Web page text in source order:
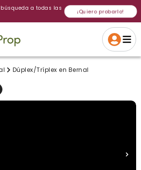
búsqueda a todas las
¡Quiero probarlo!
Si, eliminar
Gracias
Volver a intentar
¡Si, enviar a todos!
Dúplex/Tríplex en Bernal